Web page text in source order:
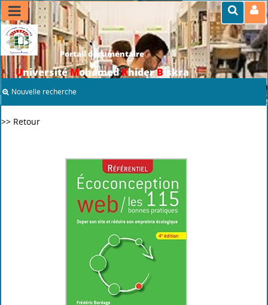
Portail documentaire
UniversitéMohamedKhiderBiskra
Nouvelle recherche
>> Retour